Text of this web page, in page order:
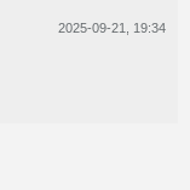
2025-09-21, 19:34